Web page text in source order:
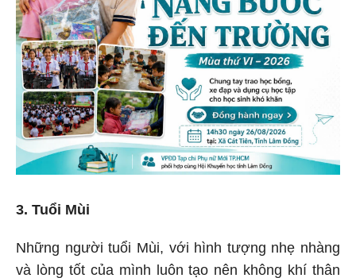
3. Tuổi Mùi
Những người tuổi Mùi, với hình tượng nhẹ nhàng
và lòng tốt của mình luôn tạo nên không khí thân